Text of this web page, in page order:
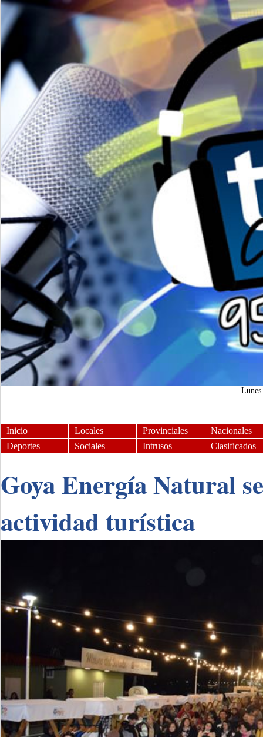
Lunes
Inicio Locales Provinciales
Nacionales
Deportes
Sociales Intrusos Clasificados
Goya Energía Natural
actividad turística